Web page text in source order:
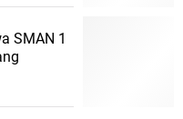
SMAN 1